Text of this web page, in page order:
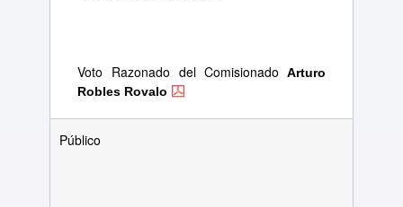
Voto Razonado del Comisionado Arturo
Robles Rovalo
Público